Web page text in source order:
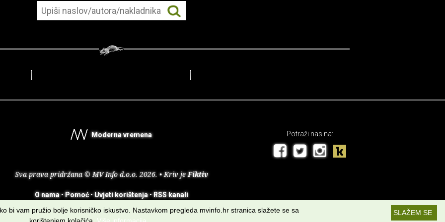
Moderna vremena
Sva prava pridržana © MV Info d.o.o. 2026. • Kriv jeFiktiv
O nama•Pomoć•Uvjeti korištenja•RSS kanali
Potraži nas na:
SLAŽEM SE
bi vam pružio bolje korisničko iskustvo. Nastavkom pregleda mvinfo.hr stranica slažete se sa